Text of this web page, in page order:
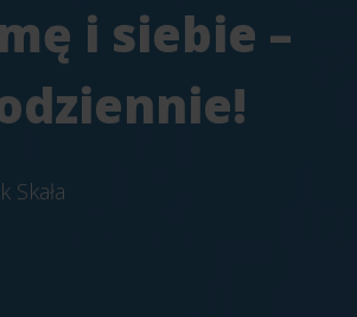
i siebie –
Skała